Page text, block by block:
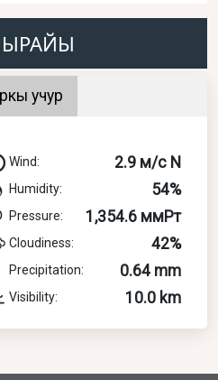
учур
Wind: 2.9 м/с N
Humidity: 54%
Pressure: 1,354.6 ммРт
Cloudiness: 42%
Precipitation: 0.64 mm
Visibility: 10.0 km